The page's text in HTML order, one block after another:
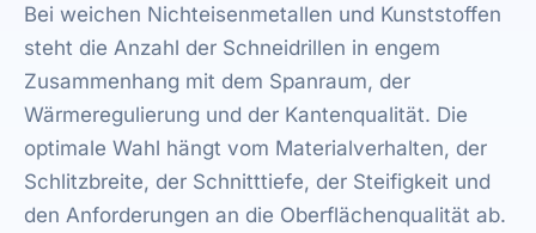
Bei weichen Nichteisenmetallen und Kunststoffen
steht die Anzahl der Schneidrillen in engem
Zusammenhang mit dem Spanraum, der
Wärmeregulierung und der Kantenqualität. Die
optimale Wahl hängt vom Materialverhalten, der
Schlitzbreite, der Schnitttiefe, der Steifigkeit und
den Anforderungen an die Oberflächenqualität ab.